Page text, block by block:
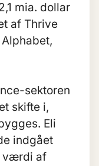
mia. dollar
af Thrive
sektoren
skifte i,
Eli
indgået
værdi af